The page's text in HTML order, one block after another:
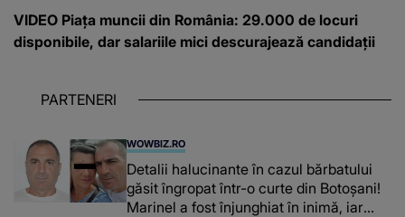
VIDEO Piața muncii din România: 29.000 de locuri
disponibile, dar salariile mici descurajează candidații
PARTENERI
WOWBIZ.RO
Detalii halucinante în cazul bărbatului
găsit îngropat într-o curte din Botoșani!
Marinel a fost înjunghiat în inimă, iar